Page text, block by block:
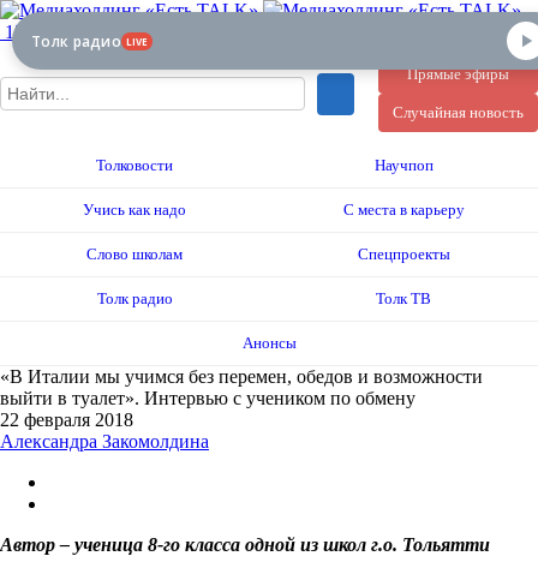
12+
Прямые эфиры
Случайная новость
Толковости Научпоп
Учись как надо С места в карьеру
Слово школам Спецпроекты
Толк радио Толк ТВ
Анонсы
«В Италии мы учимся без перемен, обедов и возможности
выйти в туалет». Интервью с учеником по обмену
22 февраля 2018
Александра Закомолдина
Автор – ученица 8-го класса одной из школ г.о. Тольятти
Толк радио LIVE